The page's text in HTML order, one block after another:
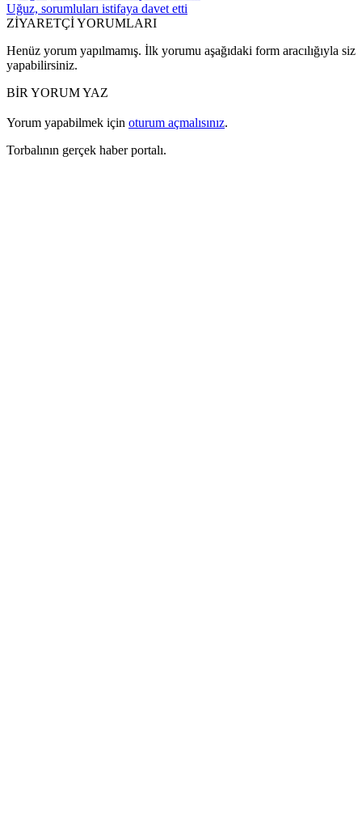
Uğuz, sorumluları istifaya davet etti
ZİYARETÇİ YORUMLARI
Henüz yorum yapılmamış. İlk yorumu aşağıdaki form aracılığıyla siz
yapabilirsiniz.
BİR YORUM YAZ
Yorum yapabilmek için oturum açmalısınız.
Torbalının gerçek haber portalı.